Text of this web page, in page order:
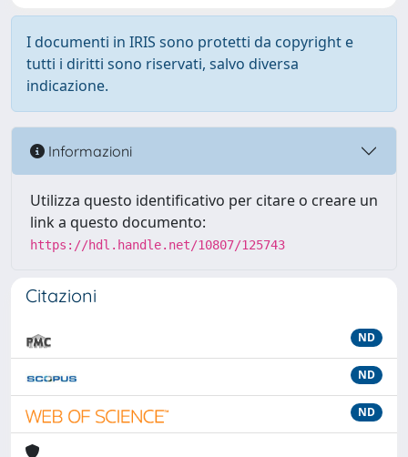
I documenti in IRIS sono protetti da copyright e
tutti i diritti sono riservati, salvo diversa
indicazione.
Informazioni
Utilizza questo identificativo per citare o creare un
link a questo documento:
https://hdl.handle.net/10807/125743
Citazioni
ND
ND
ND